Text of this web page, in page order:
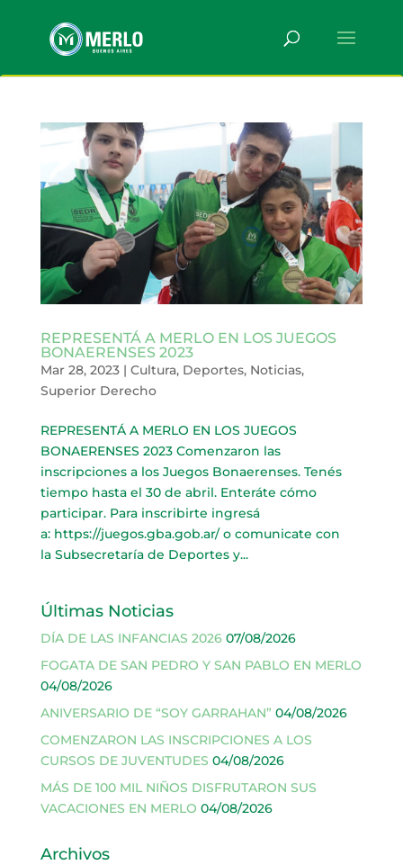
REPRESENTÁ A MERLO EN LOS JUEGOS
BONAERENSES 2023
Mar 28, 2023| Cultura, Deportes, Noticias,
Superior Derecho
REPRESENTÁ A MERLO EN LOS JUEGOS
BONAERENSES 2023 Comenzaron las
inscripciones a los Juegos Bonaerenses. Tenés
tiempo hasta el 30 de abril. Enteráte cómo
participar. Para inscribirte ingresá
a: https://juegos.gba.gob.ar/ o comunicate con
la Subsecretaría de Deportes y...
Últimas Noticias
DÍA DE LAS INFANCIAS 2026 07/08/2026
FOGATA DE SAN PEDRO Y SAN PABLO EN MERLO
04/08/2026
ANIVERSARIO DE “SOY GARRAHAN” 04/08/2026
COMENZARON LAS INSCRIPCIONES A LOS
CURSOS DE JUVENTUDES 04/08/2026
MÁS DE 100 MIL NIÑOS DISFRUTARON SUS
VACACIONES EN MERLO 04/08/2026
Archivos